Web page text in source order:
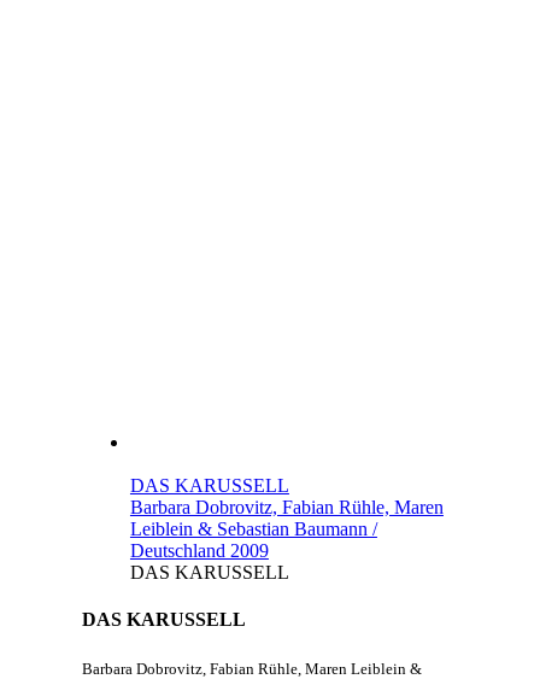
DAS KARUSSELL
Barbara Dobrovitz, Fabian Rühle, Maren
Leiblein & Sebastian Baumann /
Deutschland 2009
DAS KARUSSELL
DAS KARUSSELL
Barbara Dobrovitz, Fabian Rühle, Maren Leiblein &